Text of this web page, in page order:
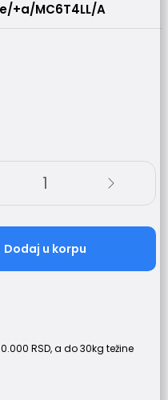
+a/MC6T4LL/A
1
Dodaj u korpu
RSD, a do 30kg težine